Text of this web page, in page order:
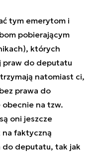
tym emerytom i
pobierającym
których
praw do deputatu
natomiast ci,
prawa do
na tzw.
oni jeszcze
faktyczną
do deputatu, tak jak